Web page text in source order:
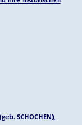
SCHOCHEN),